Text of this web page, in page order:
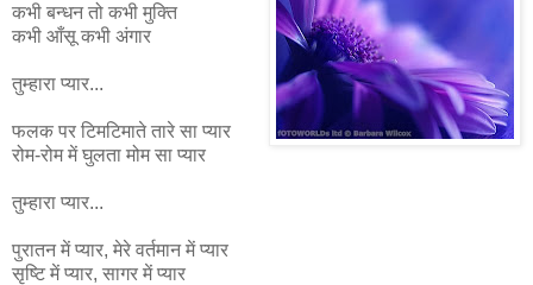
कभी बन्धन तो कभी मुक्ति
कभी आँसू कभी अंगार
तुम्हारा प्यार...
फलक पर टिमटिमाते तारे सा प्यार
रोम-रोम में घुलता मोम सा प्यार
तुम्हारा प्यार...
पुरातन में प्यार, मेरे वर्तमान में प्यार
सृष्टि में प्यार, सागर में प्यार